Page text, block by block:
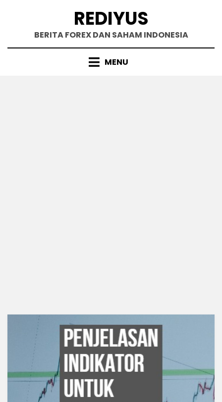
REDIYUS
BERITA FOREX DAN SAHAM INDONESIA
MENU